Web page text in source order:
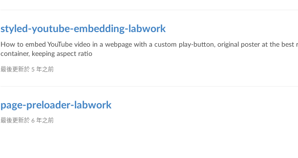
styled-youtube-embedding-labwork
How to embed YouTube video in a webpage with a custom play-button, original poster at the best
container, keeping aspect ratio
最後更新於 5 年之前
page-preloader-labwork
最後更新於6 年之前